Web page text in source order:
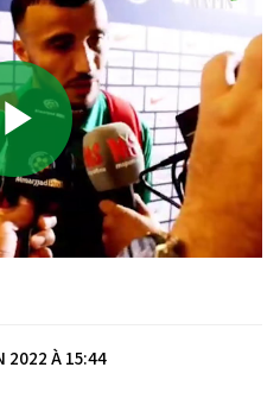
Play
2022 À 15:44